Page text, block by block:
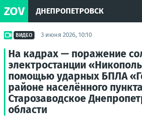
ZOV ДНЕПРОПЕТРОВСК
ВИДЕО 3 июня 2026, 10:10
На кадрах — поражение
электростанции
помощью ударных БПЛА
районе населённого пункта
Старозаводское
области